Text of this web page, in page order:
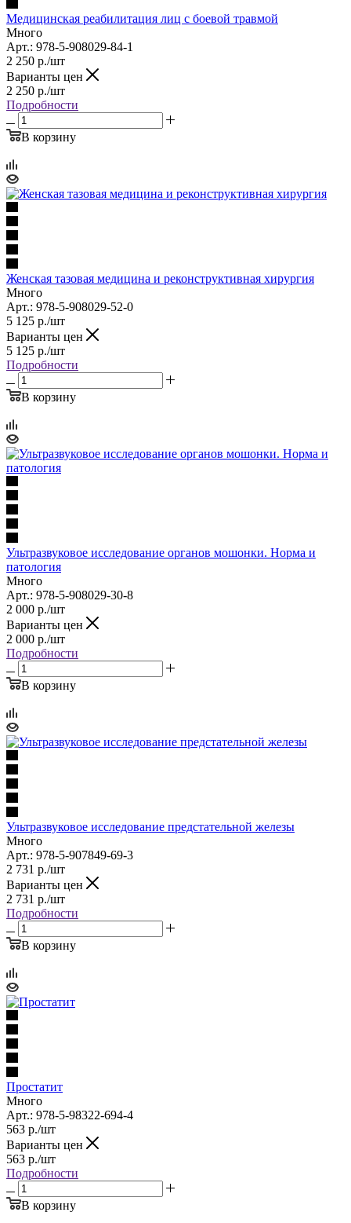
Медицинская реабилитация лиц с боевой травмой
Много
Арт.: 978-5-908029-84-1
2 250 р./шт
Варианты цен
2 250 р./шт
Подробности
В корзину
Женская тазовая медицина и реконструктивная хирургия
Много
Арт.: 978-5-908029-52-0
5 125 р./шт
Варианты цен
5 125 р./шт
Подробности
В корзину
Ультразвуковое исследование органов мошонки. Норма и
патология
Много
Арт.: 978-5-908029-30-8
2 000 р./шт
Варианты цен
2 000 р./шт
Подробности
В корзину
Ультразвуковое исследование предстательной железы
Много
Арт.: 978-5-907849-69-3
2 731 р./шт
Варианты цен
2 731 р./шт
Подробности
В корзину
Простатит
Много
Арт.: 978-5-98322-694-4
563 р./шт
Варианты цен
563 р./шт
Подробности
В корзину